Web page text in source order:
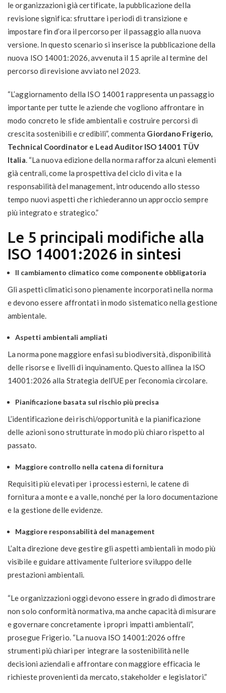
le organizzazioni già certificate, la pubblicazione della
revisione significa: sfruttare i periodi di transizione e
impostare fin d’ora il percorso per il passaggio alla nuova
versione. In questo scenario si inserisce la pubblicazione della
nuova ISO 14001:2026, avvenuta il 15 aprile al termine del
percorso di revisione avviato nel 2023.
“L’aggiornamento della ISO 14001 rappresenta un passaggio
importante per tutte le aziende che vogliono affrontare in
modo concreto le sfide ambientali e costruire percorsi di
crescita sostenibili e credibili”, commenta Giordano Frigerio,
Technical Coordinator e Lead Auditor ISO 14001 TÜV
Italia. “La nuova edizione della norma rafforza alcuni elementi
già centrali, come la prospettiva del ciclo di vita e la
responsabilità del management, introducendo allo stesso
tempo nuovi aspetti che richiederanno un approccio sempre
più integrato e strategico.”
Le 5 principali modifiche alla
ISO 14001:2026 in sintesi
Il cambiamento climatico come componente obbligatoria
Gli aspetti climatici sono pienamente incorporati nella norma
e devono essere affrontati in modo sistematico nella gestione
ambientale.
Aspetti ambientali ampliati
La norma pone maggiore enfasi su biodiversità, disponibilità
delle risorse e livelli di inquinamento. Questo allinea la ISO
14001:2026 alla Strategia dell’UE per l’economia circolare.
Pianificazione basata sul rischio più precisa
L’identificazione dei rischi/opportunità e la pianificazione
delle azioni sono strutturate in modo più chiaro rispetto al
passato.
Maggiore controllo nella catena di fornitura
Requisiti più elevati per i processi esterni, le catene di
fornitura a monte e a valle, nonché per la loro documentazione
e la gestione delle evidenze.
Maggiore responsabilità del management
L’alta direzione deve gestire gli aspetti ambientali in modo più
visibile e guidare attivamente l’ulteriore sviluppo delle
prestazioni ambientali.
“Le organizzazioni oggi devono essere in grado di dimostrare
non solo conformità normativa, ma anche capacità di misurare
e governare concretamente i propri impatti ambientali”,
prosegue Frigerio. “La nuova ISO 14001:2026 offre
strumenti più chiari per integrare la sostenibilità nelle
decisioni aziendali e affrontare con maggiore efficacia le
richieste provenienti da mercato, stakeholder e legislatori.”